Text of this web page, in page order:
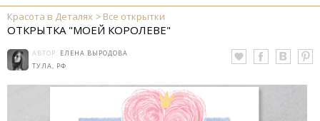
Красота в Деталях Все открытки
ОТКРЫТКА "МОЕЙ КОРОЛЕВЕ"
АВТОР: ЕЛЕНА ВЫРОДОВА
ТУЛА, РФ